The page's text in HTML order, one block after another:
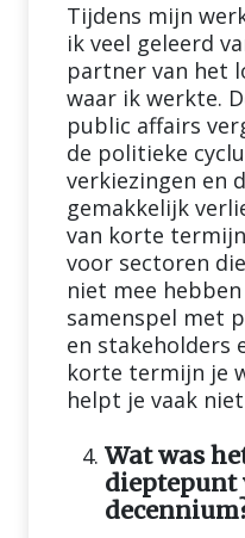
Tijdens mijn
ik veel geleerd
partner van het
waar ik werkte.
public affairs
de politieke
verkiezingen en
gemakkelijk
van korte
voor sectoren
niet mee
samenspel met
en stakeholders
korte termijn je
helpt je vaak
Wat was
dieptepunt